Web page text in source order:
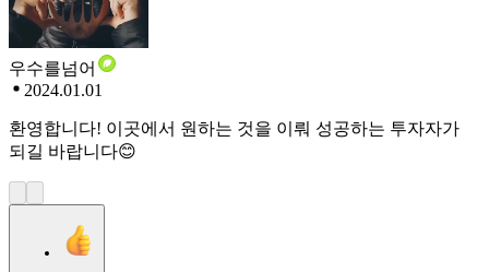
우수를넘어
2024.01.01
환영합니다! 이곳에서 원하는 것을 이뤄 성공하는 투자자가
되길 바랍니다😊